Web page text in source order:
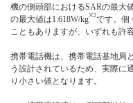
機の側頭部におけるSARの最大
の最大値は1.618W/kg※2です。個
こともありますが、いずれも許
携帯電話機は、携帯電話基地局
う設計されているため、実際に
り小さい値となります。